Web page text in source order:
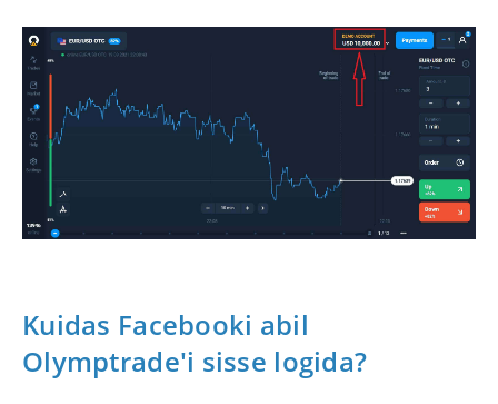
Kuidas Facebooki abil
Olymptrade'i sisse logida?